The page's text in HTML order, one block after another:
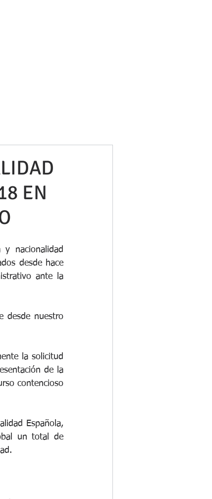
EN
y nacionalidad
desde hace
ante la
desde nuestro
la solicitud
de la
contencioso
Española,
un total de